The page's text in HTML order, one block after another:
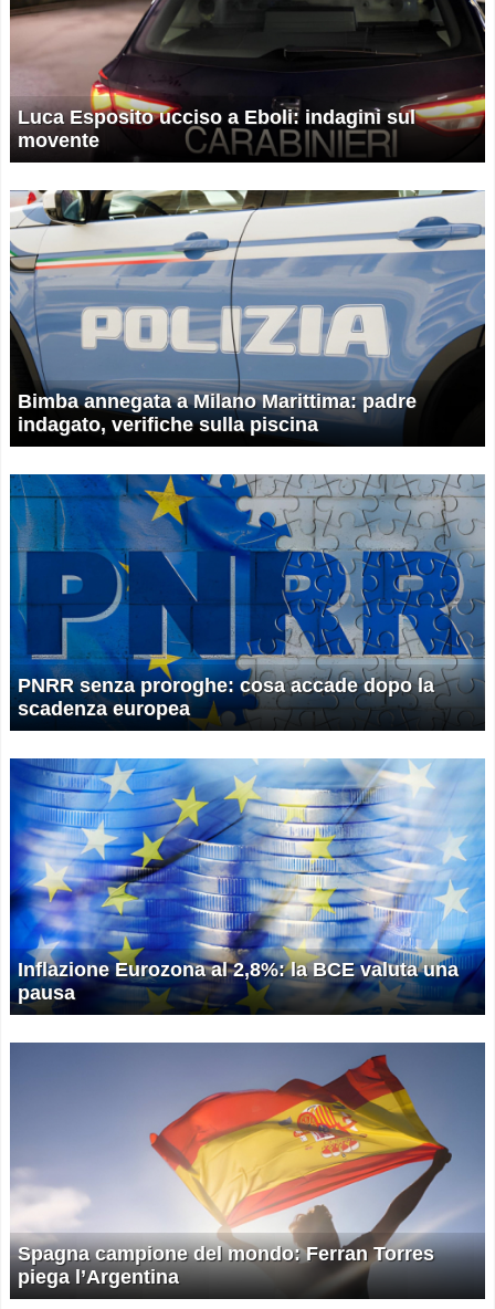
Luca Esposito ucciso a Eboli: indagini sul
movente
Bimba annegata a Milano Marittima: padre
indagato, verifiche sulla piscina
PNRR senza proroghe: cosa accade dopo la
scadenza europea
Inflazione Eurozona al 2,8%: la BCE valuta una
pausa
Spagna campione del mondo: Ferran Torres
piega l’Argentina